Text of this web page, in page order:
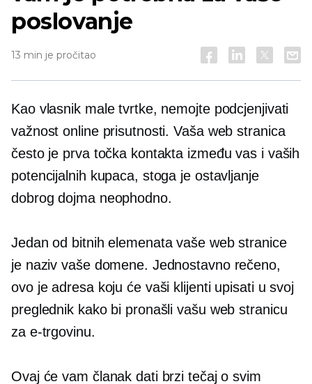
poslovanje
13 min je pročitao
Kao vlasnik male tvrtke, nemojte podcjenjivati ​​
važnost online prisutnosti. Vaša web stranica
često je prva točka kontakta između vas i vaših
potencijalnih kupaca, stoga je ostavljanje
dobrog dojma neophodno.
Jedan od bitnih elemenata vaše web stranice
je naziv vaše domene. Jednostavno rečeno,
ovo je adresa koju će vaši klijenti upisati u svoj
preglednik kako bi pronašli vašu web stranicu
za e-trgovinu.
Ovaj će vam članak dati brzi tečaj o svim